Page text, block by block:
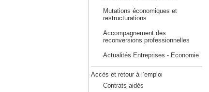
Mutations économiques et
restructurations
Accompagnement des
reconversions professionnelles
Actualités Entreprises - Economie
Accès et retour à l’emploi
Contrats aidés